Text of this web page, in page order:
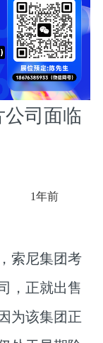
公司面临
1年前
索尼集团考
，正就出售
为该集团正